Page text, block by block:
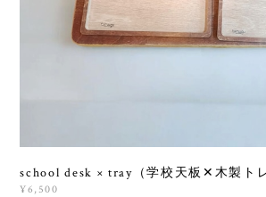
school desk × tray（学校天板✕木製ト
¥6,500